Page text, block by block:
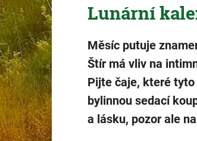
Lunární
Měsíc putuje
Štír má vliv na
Pijte čaje, které
bylinnou sedací
a lásku, pozor ale